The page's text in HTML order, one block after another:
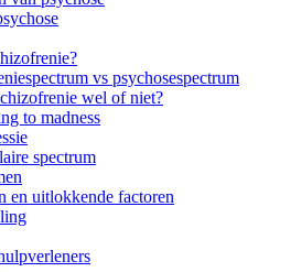
vs psychosespectrum
wel of niet?
to madness
spectrum
en uitlokkende factoren